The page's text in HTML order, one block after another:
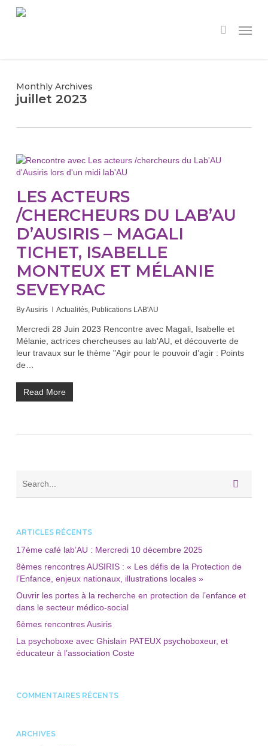
search
Monthly Archives
juillet 2023
LES ACTEURS
/CHERCHEURS DU LAB’AU
D’AUSIRIS – MAGALI
TICHET, ISABELLE
MONTEUX ET MÉLANIE
SEVEYRAC
ByAusiris Actualités, Publications LAB'AU
Mercredi 28 Juin 2023 Rencontre avec Magali, Isabelle et
Mélanie, actrices chercheuses au lab'AU, et découverte de
leur travaux sur le thème "Agir pour le pouvoir d’agir : Points
de…
Read More
ARTICLES RÉCENTS
17ème café lab’AU : Mercredi 10 décembre 2025
8èmes rencontres AUSIRIS : « Les défis de la Protection de
l’Enfance, enjeux nationaux, illustrations locales »
Ouvrir les portes à la recherche en protection de l’enfance et
dans le secteur médico-social
6èmes rencontres Ausiris
La psychoboxe avec Ghislain PATEUX psychoboxeur, et
éducateur à l’association Coste
COMMENTAIRES RÉCENTS
ARCHIVES